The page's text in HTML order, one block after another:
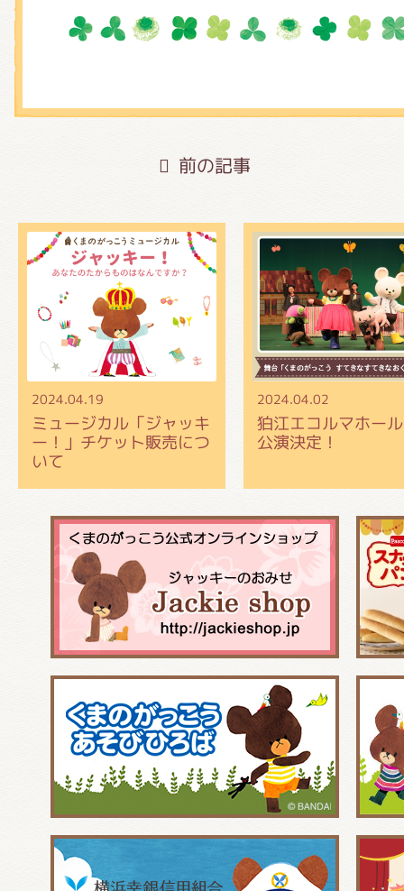
前の記事
2024.04.19
ミュージカル「ジャッキ
ー！」チケット販売につ
いて
2024.04.02
狛江エコルマホー
公演決定！